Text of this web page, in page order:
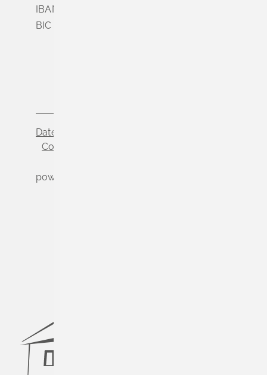
IBAN DE56 6839 0000 0003 5000 04
BIC VOLODE66
Datenschutz
Cookie-Einstellungen
powered by